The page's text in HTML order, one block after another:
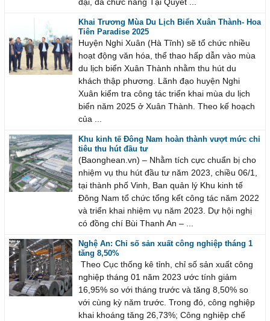
đại, đa chức năng Tại Quyết ...
Khai Trương Mùa Du Lịch Biển Xuân Thành- Hoa
Tiên Paradise 2025
Huyện Nghi Xuân (Hà Tĩnh) sẽ tổ chức nhiều
hoạt động văn hóa, thể thao hấp dẫn vào mùa
du lịch biển Xuân Thành nhằm thu hút du
khách thập phương. Lãnh đạo huyện Nghi
Xuân kiểm tra công tác triển khai mùa du lịch
biển năm 2025 ở Xuân Thành. Theo kế hoạch
của ...
Khu kinh tế Đông Nam hoàn thành vượt mức chỉ
tiêu thu hút đầu tư
(Baonghean.vn) – Nhằm tích cực chuẩn bị cho
nhiệm vụ thu hút đầu tư năm 2023, chiều 06/1,
tại thành phố Vinh, Ban quản lý Khu kinh tế
Đông Nam tổ chức tổng kết công tác năm 2022
và triển khai nhiệm vụ năm 2023. Dự hội nghị
có đồng chí Bùi Thanh An – ...
Nghệ An: Chỉ số sản xuất công nghiệp tháng 1
tăng 8,50%
Theo Cục thống kê tỉnh, chỉ số sản xuất công
nghiệp tháng 01 năm 2023 ước tính giảm
16,95% so với tháng trước và tăng 8,50% so
với cùng kỳ năm trước. Trong đó, công nghiệp
khai khoáng tăng 26,73%; Công nghiệp chế